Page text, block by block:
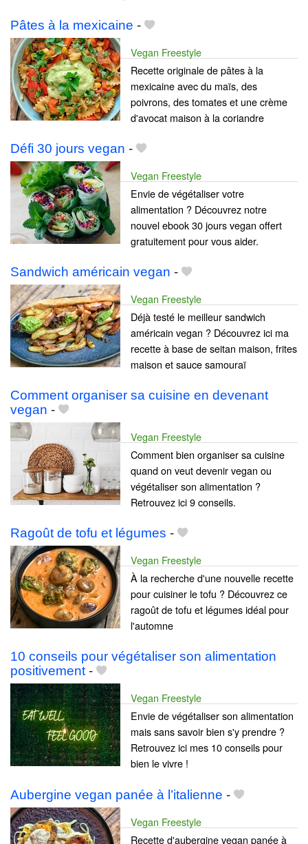
Pâtes à la mexicaine -
Vegan Freestyle
Recette originale de pâtes à la
mexicaine avec du maïs, des
poivrons, des tomates et une crème
d'avocat maison à la coriandre
Défi 30 jours vegan -
Vegan Freestyle
Envie de végétaliser votre
alimentation ? Découvrez notre
nouvel ebook 30 jours vegan offert
gratuitement pour vous aider.
Sandwich américain vegan -
Vegan Freestyle
Déjà testé le meilleur sandwich
américain vegan ? Découvrez ici ma
recette à base de seitan maison, frites
maison et sauce samouraï
Comment organiser sa cuisine en devenant
vegan -
Vegan Freestyle
Comment bien organiser sa cuisine
quand on veut devenir vegan ou
végétaliser son alimentation ?
Retrouvez ici 9 conseils.
Ragoût de tofu et légumes -
Vegan Freestyle
À la recherche d'une nouvelle recette
pour cuisiner le tofu ? Découvrez ce
ragoût de tofu et légumes idéal pour
l'automne
10 conseils pour végétaliser son alimentation
positivement-
Vegan Freestyle
Envie de végétaliser son alimentation
mais sans savoir bien s'y prendre ?
Retrouvez ici mes 10 conseils pour
bien le vivre !
Aubergine vegan panée à l’italienne -
Vegan Freestyle
Recette d'aubergine vegan panée à